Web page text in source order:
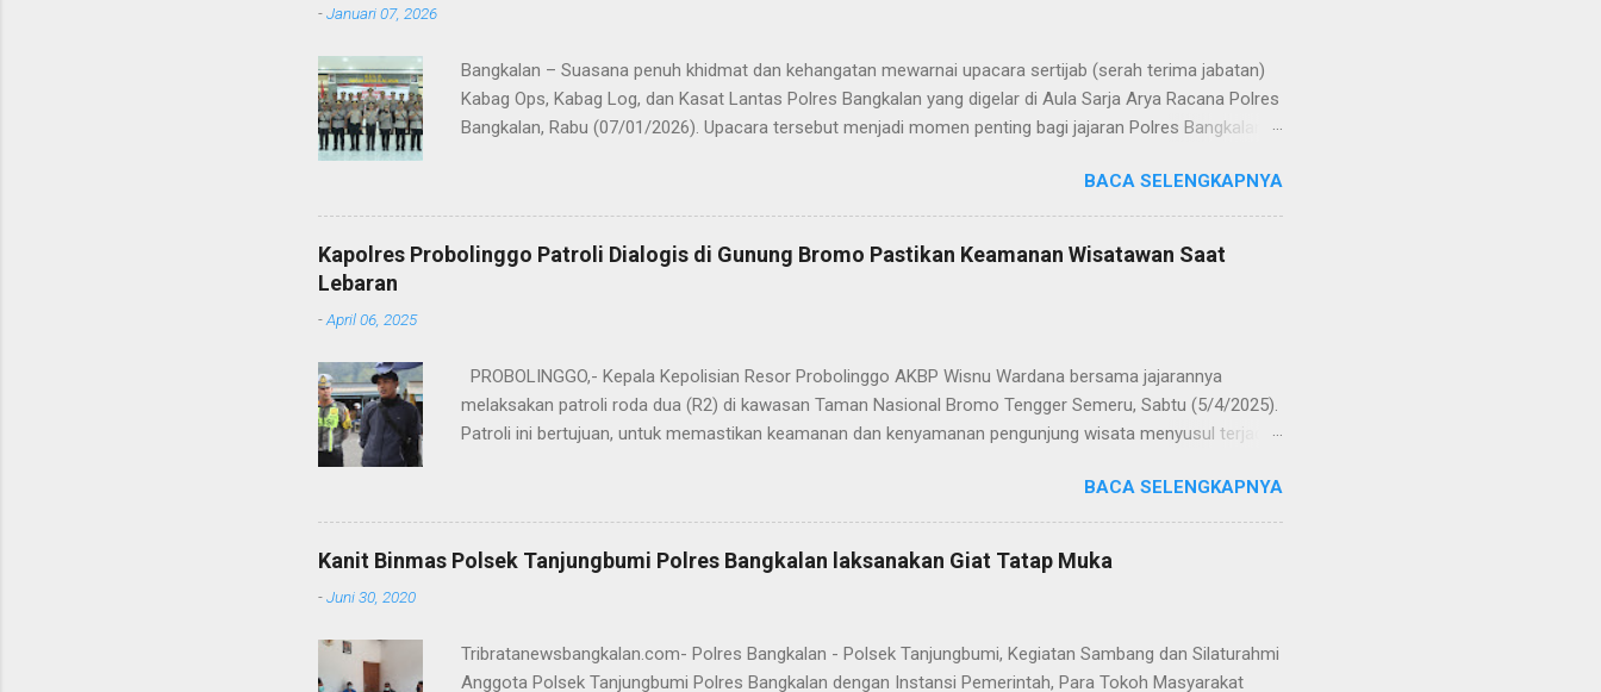
-Januari 07, 2026
Bangkalan – Suasana penuh khidmat dan kehangatan mewarnai upacara sertijab (serah terima jabatan)
Kabag Ops, Kabag Log, dan Kasat Lantas Polres Bangkalan yang digelar di Aula Sarja Arya Racana Polres
Bangkalan, Rabu (07/01/2026). Upacara tersebut menjadi momen penting bagi jajaran Polres Bangkalan,
kesinambungan pengabdian kepada masyarakat. Dalam sertijab tersebut, KOMPOL Hery Kusnanto, S.H.,
M.H. resmi menyerahkan jabatan Kabag Log Polres Bangkalan untuk mengemban amanah baru sebagai
Wakapolres Sampang. Jabatan Kabag Log Polres Bangkalan selanjutnya dijabat oleh KOMPOL Moch.
Rifai, S.H., M.H. , yang sebelumnya mengemban tugas sebagai Kabag Ops Polres Bangkalan. Sementara
BACA SELENGKAPNYA
Kapolres Probolinggo Patroli Dialogis di Gunung Bromo Pastikan Keamanan Wisatawan Saat
Lebaran
-April 06, 2025
PROBOLINGGO,- Kepala Kepolisian Resor Probolinggo AKBP Wisnu Wardana bersama jajarannya
melaksakan patroli roda dua (R2) di kawasan Taman Nasional Bromo Tengger Semeru, Sabtu (5/4/2025).
Patroli ini bertujuan, untuk memastikan keamanan dan kenyamanan pengunjung wisata menyusul terjadi
mengantisipasi hal-hal yang tidak kita inginkan, seiring dengan jumlah pengunjung yang semakin
meningkat selama libur Lebaran," kata AKBP Wisnu Wardana. Kapolres Probolinggo menegaskan, bahwa
pihaknya melakukan hal ini sebagai langkah antisipasi untuk memastikan situasi tetap kondusif. Ia juga
menekankan pentingnya keselamatan, terutama bagi pengunjung yang membawa anak-anak. "Kami ingin
BACA SELENGKAPNYA
Kanit Binmas Polsek Tanjungbumi Polres Bangkalan laksanakan Giat Tatap Muka
-Juni 30, 2020
Tribratanewsbangkalan.com- Polres Bangkalan - Polsek Tanjungbumi, Kegiatan Sambang dan Silaturahmi
Anggota Polsek Tanjungbumi Polres Bangkalan dengan Instansi Pemerintah, Para Tokoh Masyarakat